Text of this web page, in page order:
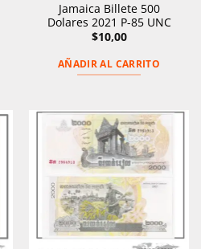
Jamaica Billete 500
Dolares 2021 P-85 UNC
$10,00
AÑADIR AL CARRITO